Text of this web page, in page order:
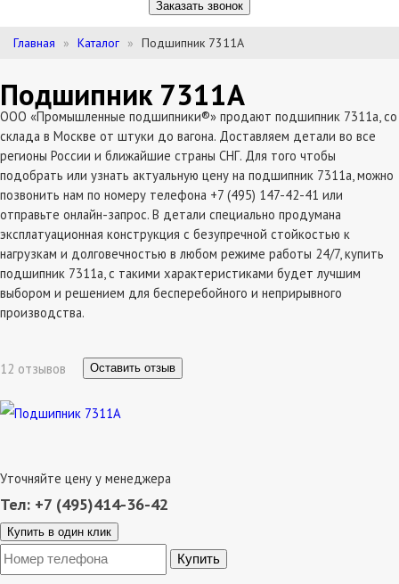
Заказать звонок
Главная Каталог Подшипник 7311А
Подшипник 7311А
ООО «Промышленные подшипники®» продают подшипник 7311а, со
склада в Москве от штуки до вагона. Доставляем детали во все
регионы России и ближайшие страны СНГ. Для того чтобы
подобрать или узнать актуальную цену на подшипник 7311а, можно
позвонить нам по номеру телефона +7 (495) 147-42-41 или
отправьте онлайн-запрос. В детали специально продумана
эксплатуационная конструкция с безупречной стойкостью к
нагрузкам и долговечностью в любом режиме работы 24/7, купить
подшипник 7311а, с такими характеристиками будет лучшим
выбором и решением для бесперебойного и неприрывного
производства.
12 отзывов Оставить отзыв
Уточняйте цену у менеджера
Тел: +7 (495)414-36-42
Купить в один клик